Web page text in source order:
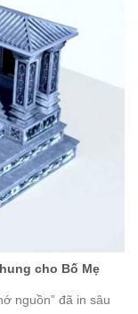
cho Bố Mẹ
nguồn” đã in sâu